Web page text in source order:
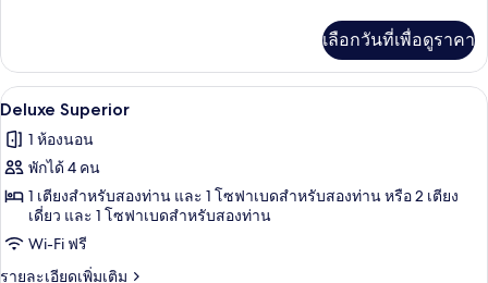
เกี่ยว
กับ
Family
With
Pool
เลือกวันที่เพื่อดูราคา
เปิด
ภาพถ่าย
ทั้งหมด
ของ
Deluxe
Superior
โต๊ะทำงาน, ห้องเก็บเสียง, Wi-Fi ฟรี, ผ้
3
Deluxe Superior
1 ห้องนอน
พักได้ 4 คน
1 เตียงสำหรับสองท่าน และ 1 โซฟาเบดสำหรับสองท่าน หรือ 2 เตียง
เดี่ยว และ 1 โซฟาเบดสำหรับสองท่าน
Wi-Fi ฟรี
รายละเอียดเพิ่มเติม
ราย